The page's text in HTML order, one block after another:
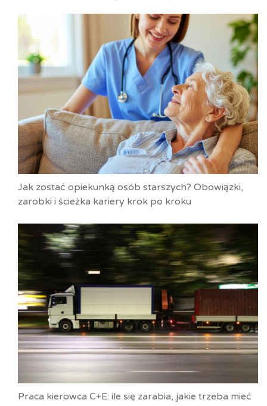
Jak zostać opiekunką osób starszych? Obowiązki,
zarobki i ścieżka kariery krok po kroku
Praca kierowca C+E: ile się zarabia, jakie trzeba mieć